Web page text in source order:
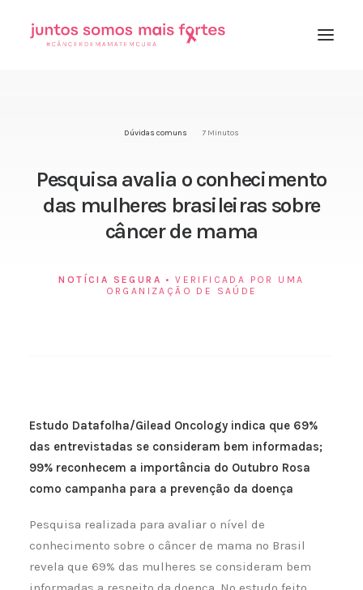
Sobre o movimento
Matérias verificadas
Dúvidas comuns 7 Minutos
Pesquisa avalia o conhecimento
das mulheres brasileiras sobre
câncer de mama
NOTÍCIA SEGURA • VERIFICADA POR UMA
ORGANIZAÇÃO DE SAÚDE
Estudo Datafolha/Gilead Oncology indica que 69%
das entrevistadas se consideram bem informadas;
99% reconhecem a importância do Outubro Rosa
como campanha para a prevenção da doença
Pesquisa realizada para avaliar o nível de
conhecimento sobre o câncer de mama no Brasil
revela que 69% das mulheres se consideram bem